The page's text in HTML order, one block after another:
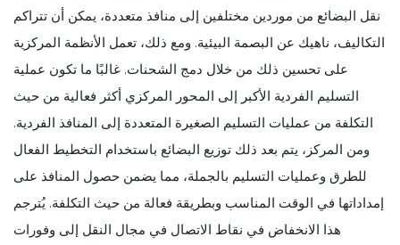
نقل البضائع من موردين مختلفين إلى منافذ متعددة، يمكن أن تتراكم
التكاليف، ناهيك عن البصمة البيئية. ومع ذلك، تعمل الأنظمة المركزية
على تحسين ذلك من خلال دمج الشحنات. غالبًا ما تكون عملية
التسليم الفردية الأكبر إلى المحور المركزي أكثر فعالية من حيث
التكلفة من عمليات التسليم الصغيرة المتعددة إلى المنافذ الفردية.
ومن المركز، يتم بعد ذلك توزيع البضائع باستخدام التخطيط الفعال
للطرق وعمليات التسليم بالجملة، مما يضمن حصول المنافذ على
إمداداتها في الوقت المناسب وبطريقة فعالة من حيث التكلفة. يُترجم
هذا الانخفاض في نقاط الاتصال في مجال النقل إلى وفورات